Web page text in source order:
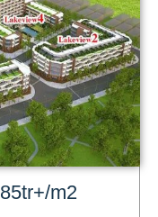
85tr+/m2